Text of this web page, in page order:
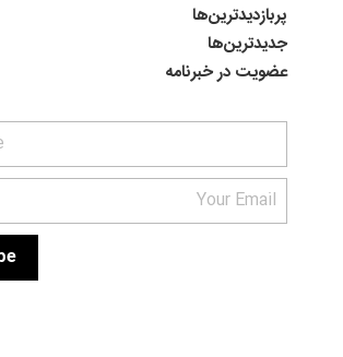
پربازدیدترین‌ها
جدیدترین‌ها
عضویت در خبرنامه